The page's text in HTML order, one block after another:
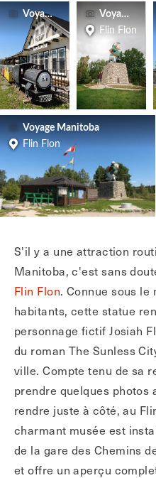
Voyage ManitobaVoyage
Flin Flon
Voyage Manitoba
Flin Flon
S'il y a une attraction
Manitoba, c'est sans
Flin Flon. Connue sous le
habitants, cette statue
personnage fictif Josiah
du roman The Sunless
ville. Compte tenu de sa
prendre quelques photos
rendre juste à côté, au
charmant musée est
de la gare des Chemins
et offre un aperçu